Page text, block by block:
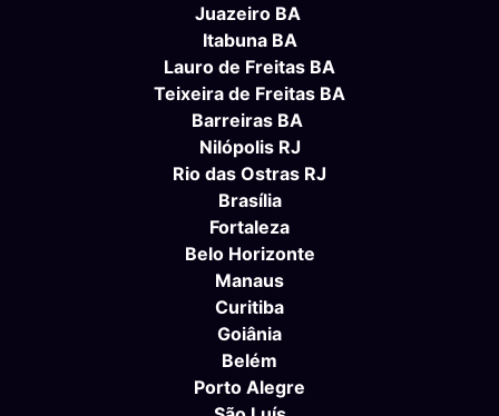
Juazeiro BA
Itabuna BA
Lauro de Freitas BA
Teixeira de Freitas BA
Barreiras BA
Nilópolis RJ
Rio das Ostras RJ
Brasília
Fortaleza
Belo Horizonte
Manaus
Curitiba
Goiânia
Belém
Porto Alegre